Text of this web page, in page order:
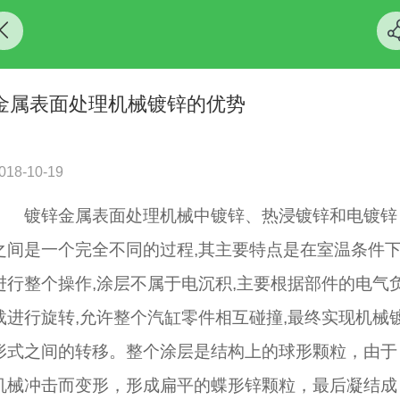
属表面处理机械镀锌的优势
10-19
锌金属表面处理机械中镀锌、热浸镀锌和电镀锌
间是一个完全不同的过程,其主要特点是在室温条件
行整个操作,涂层不属于电沉积,主要根据部件的电气
进行旋转,允许整个汽缸零件相互碰撞,最终实现机械
式之间的转移。整个涂层是结构上的球形颗粒，由于
械冲击而变形，形成扁平的蝶形锌颗粒，最后凝结成